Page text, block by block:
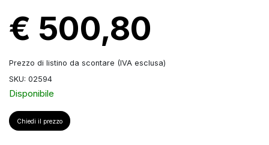
€ 500,80
Prezzo di listino da scontare (IVA esclusa)
SKU: 02594
Disponibile
Chiedi il prezzo